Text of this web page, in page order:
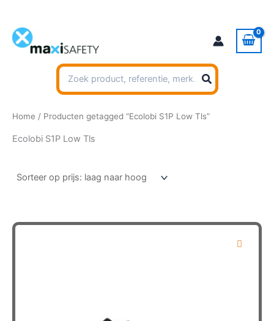
inhoud
Zoeken
naar:
Home / Producten getagged “Ecolobi S1P Low Tls”
Ecolobi S1P Low Tls